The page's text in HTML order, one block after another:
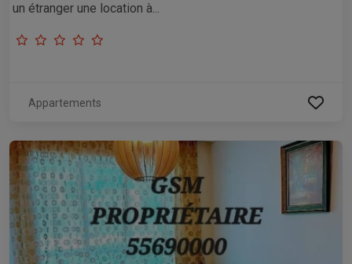
un étranger une location à...
Appartements